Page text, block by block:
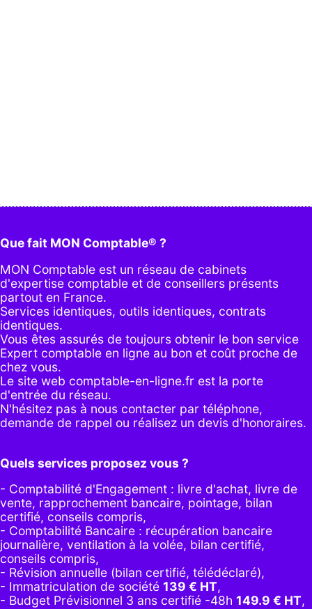
Que fait MON Comptable® ?
MON Comptable est un réseau de cabinets
d'expertise comptable et de conseillers présents
partout en France.
Services identiques, outils identiques, contrats
identiques.
Vous êtes assurés de toujours obtenir le bon service
Expert comptable en ligne au bon et coût proche de
chez vous.
Le site web comptable-en-ligne.fr est la porte
d'entrée du réseau.
N'hésitez pas à nous contacter par téléphone,
demande de rappel ou réalisez un devis d'honoraires.
Quels services proposez vous ?
- Comptabilité d'Engagement : livre d'achat, livre de
vente, rapprochement bancaire, pointage, bilan
certifié, conseils compris,
- Comptabilité Bancaire : récupération bancaire
journalière, ventilation à la volée, bilan certifié,
conseils compris,
- Révision annuelle (bilan certifié, télédéclaré),
- Immatriculation de société 139 € HT,
- Budget Prévisionnel 3 ans certifié -48h 149.9 € HT,